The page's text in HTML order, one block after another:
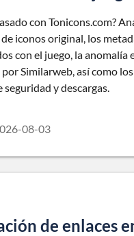
con Tonicons.com?
iconos original, los
con el juego, la anomalía
Similarweb, así como
seguridad y descargas.
08-03
de enlaces